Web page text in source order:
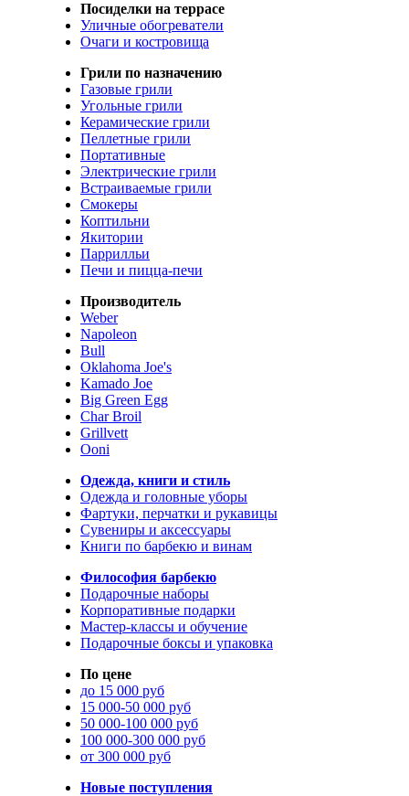
Посиделки на террасе
Уличные обогреватели
Очаги и костровища
Грили по назначению
Газовые грили
Угольные грили
Керамические грили
Пеллетные грили
Портативные
Электрические грили
Встраиваемые грили
Смокеры
Коптильни
Якитории
Паррилльи
Печи и пицца-печи
Производитель
Weber
Napoleon
Bull
Oklahoma Joe's
Kamado Joe
Big Green Egg
Char Broil
Grillvett
Ooni
Одежда, книги и стиль
Одежда и головные уборы
Фартуки, перчатки и рукавицы
Сувениры и аксессуары
Книги по барбекю и винам
Философия барбекю
Подарочные наборы
Корпоративные подарки
Мастер-классы и обучение
Подарочные боксы и упаковка
По цене
до 15 000 руб
15 000-50 000 руб
50 000-100 000 руб
100 000-300 000 руб
от 300 000 руб
Новые поступления